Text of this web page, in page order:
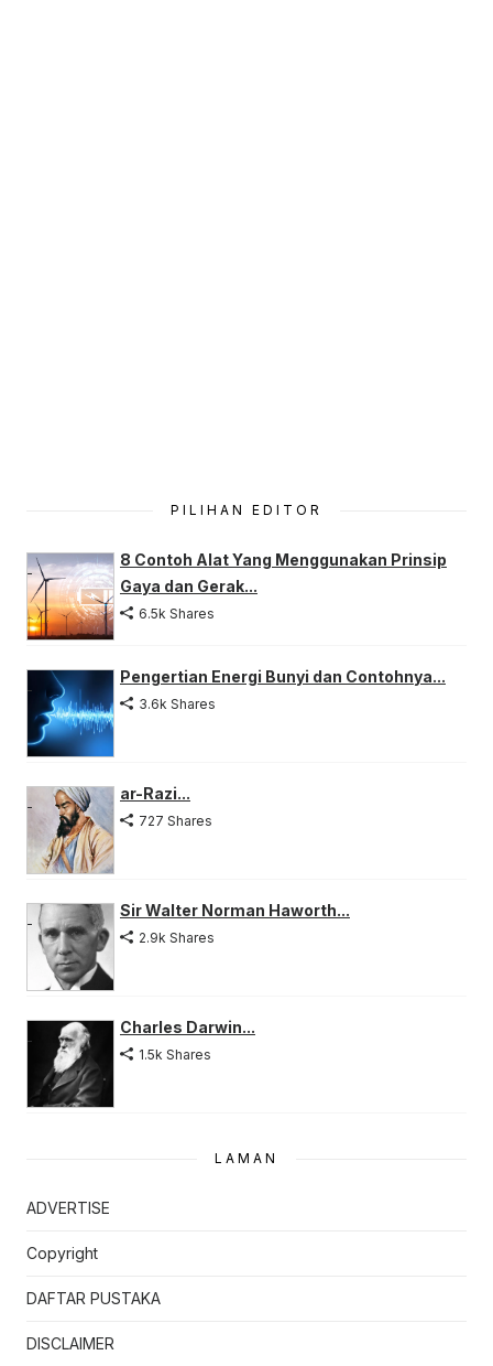
PILIHAN EDITOR
8 Contoh Alat Yang Menggunakan Prinsip
Gaya dan Gerak...
6.5k Shares
Pengertian Energi Bunyi dan Contohnya...
3.6k Shares
ar-Razi...
727 Shares
Sir Walter Norman Haworth...
2.9k Shares
Charles Darwin...
1.5k Shares
LAMAN
ADVERTISE
Copyright
DAFTAR PUSTAKA
DISCLAIMER